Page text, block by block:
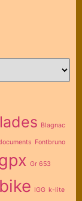
Blagnac
Fontbruno
Gr 653
IGG k-lite